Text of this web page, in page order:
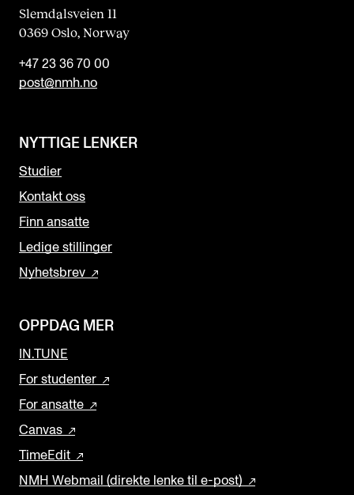
Slemdalsveien 11
0369 Oslo, Norway
+47 23 36 70 00
post@nmh.no
NYTTIGE LENKER
Studier
Kontakt oss
Finn ansatte
Ledige stillinger
Nyhetsbrev
OPPDAG MER
IN.TUNE
For studenter
For ansatte
Canvas
TimeEdit
NMH Webmail (direkte lenke til e-post)